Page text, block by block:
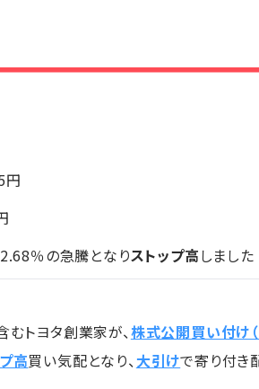
円
％の急騰となりストップ高しました
トヨタ創業家が、株式公開買い付け（
高買い気配となり、大引けで寄り付き